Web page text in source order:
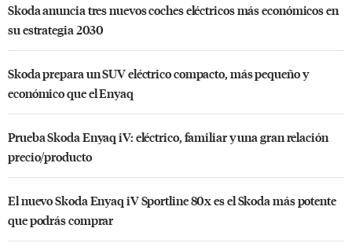
Skoda anuncia tres nuevos coches eléctricos más económicos en
su estrategia 2030
Skoda prepara un SUV eléctrico compacto, más pequeño y
económico que el Enyaq
Prueba Skoda Enyaq iV: eléctrico, familiar y una gran relación
precio/producto
El nuevo Skoda Enyaq iV Sportline 80x es el Skoda más potente
que podrás comprar